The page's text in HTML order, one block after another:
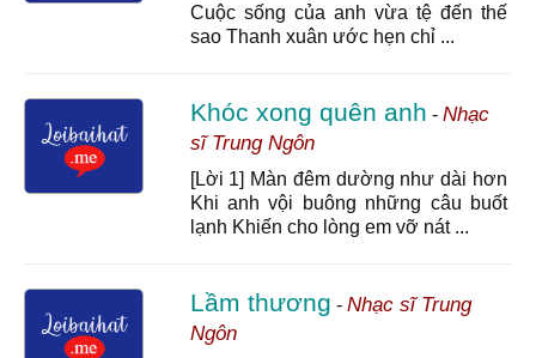
Cuộc sống của anh vừa tệ đến thế
sao Thanh xuân ước hẹn chỉ ...
Khóc xong quên anh - Nhạc
sĩ Trung Ngôn
[Lời 1] Màn đêm dường như dài hơn
Khi anh vội buông những câu buốt
lạnh Khiến cho lòng em vỡ nát ...
Lầm thương - Nhạc sĩ Trung
Ngôn